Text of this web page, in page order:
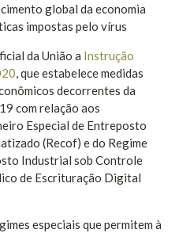
global da economia
impostas pelo vírus
da União a Instrução
, que estabelece medidas
decorrentes da
com relação aos
Especial de Entreposto
(Recof) e do Regime
Industrial sob Controle
de Escrituração Digital
especiais que permitem à